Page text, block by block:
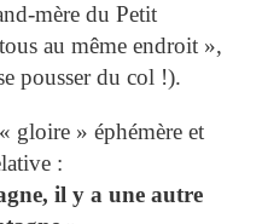
mère du Petit
au même endroit »,
pousser du col !).
gloire » éphémère et
:
il y a une autre